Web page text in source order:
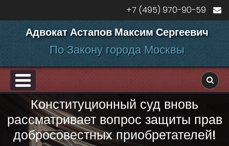
+7 (495) 970-90-59
Адвокат Астапов Максим Сергеевич
По Закону города Москвы
Конституционный суд вновь
рассматривает вопрос защиты прав
добросовестных приобретателей!